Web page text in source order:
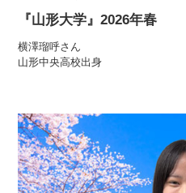
『山形大学』2026年春
横澤瑠呼さん
山形中央高校出身